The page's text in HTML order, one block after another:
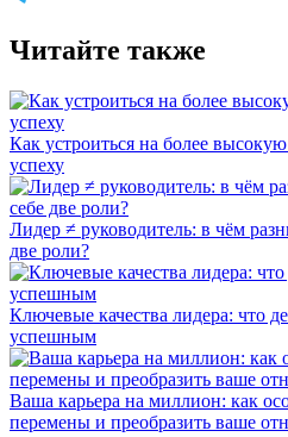
Читайте также
Как устроиться на более
успеху
Лидер ≠ руководитель: в чём
две роли?
Ключевые качества лидера: что
успешным
Ваша карьера на миллион: как
перемены и преобразить ваше